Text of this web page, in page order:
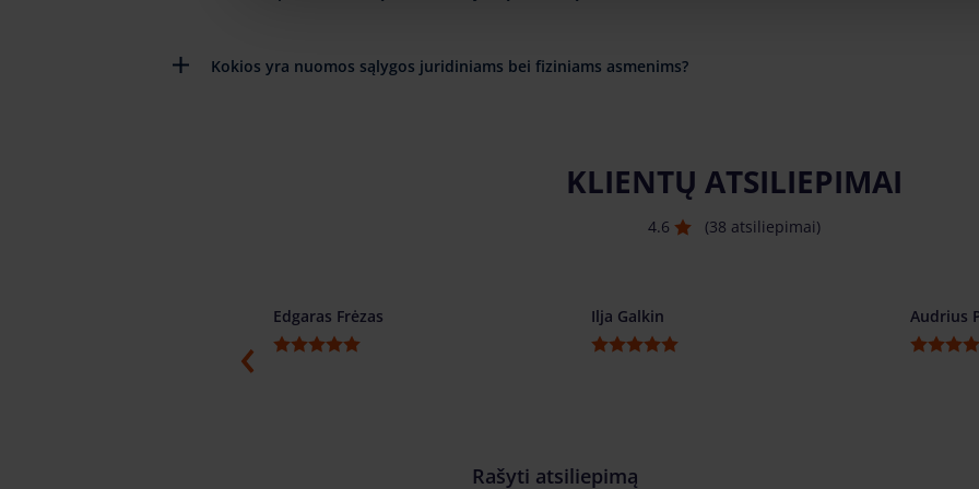
Kokios yra nuomos sąlygos juridiniams bei fiziniams asmenims?
KLIENTŲ ATSILIEPIMAI
4.6 (38 atsiliepimai)
Edgaras Frėzas Ilja Galkin Audrius
Rašyti atsiliepimą